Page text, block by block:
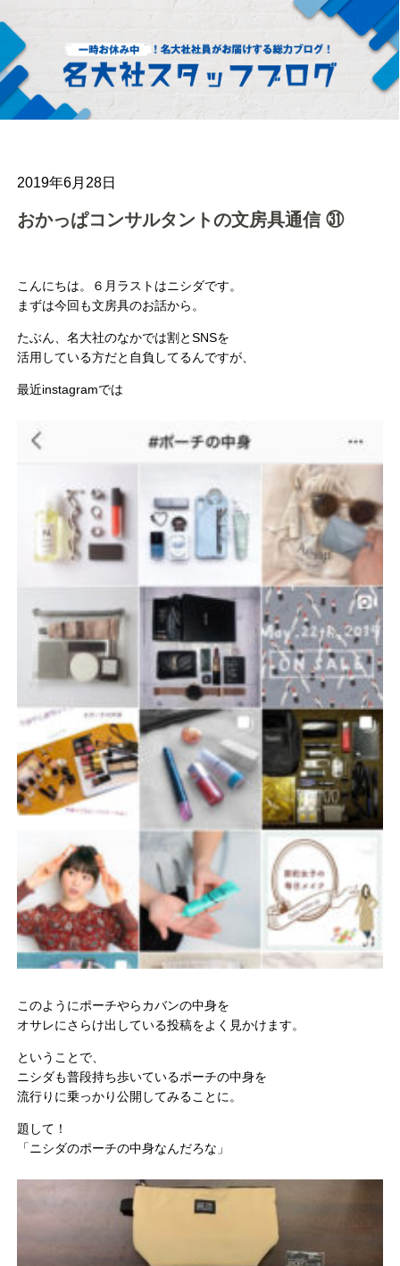
2019年6月28日
おかっぱコンサルタントの文房具通信 ㉛
こんにちは。６月ラストはニシダです。
まずは今回も文房具のお話から。
たぶん、名大社のなかでは割とSNSを
活用している方だと自負してるんですが、
最近instagramでは
このようにポーチやらカバンの中身を
オサレにさらけ出している投稿をよく見かけます。
ということで、
ニシダも普段持ち歩いているポーチの中身を
流行りに乗っかり公開してみることに。
題して！
「ニシダのポーチの中身なんだろな」